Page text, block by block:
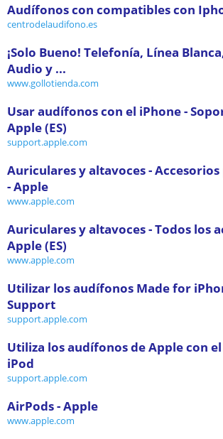
Audífonos con compatibles con
centrodelaudifono.es
¡Solo Bueno! Telefonía, Línea
Audio y ...
www.gollotienda.com
Usar audífonos con el iPhone -
Apple (ES)
support.apple.com
Auriculares y altavoces -
- Apple
www.apple.com
Auriculares y altavoces - Todos los
Apple (ES)
www.apple.com
Utilizar los audífonos Made for
Support
support.apple.com
Utiliza los audífonos de Apple con
iPod
support.apple.com
AirPods - Apple
www.apple.com